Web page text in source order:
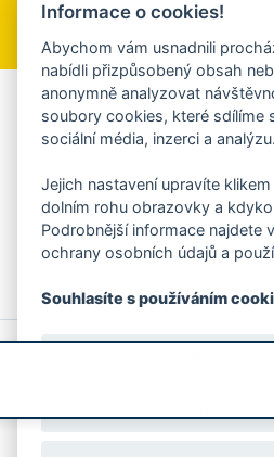
Přihlásit se k
Aplikace
Chcete dostávat do svého
ankety, pozvánky na
Více informací o
© 2026 Magistrát města Zlína
Informace o cookies!
Abychom vám usnadnili
nabídli přizpůsobený obsah
anonymně analyzovat
soubory cookies, které sdílíme
sociální média, inzerci a analýzu.
Jejich nastavení upravíte
dolním rohu obrazovky a
Podrobnější informace najdete
ochrany osobních údajů a
Souhlasíte s používáním